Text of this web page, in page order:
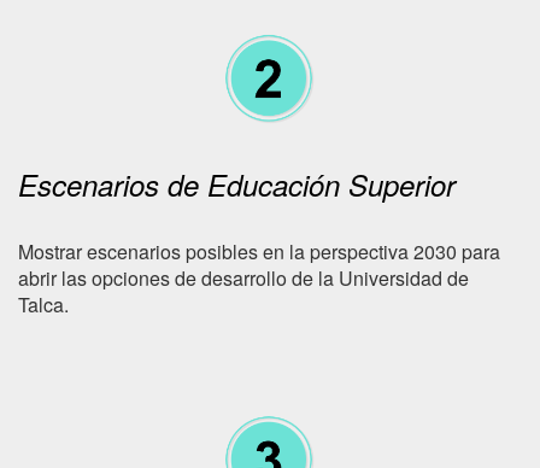
Escenarios de Educación Superior
Mostrar escenarios posibles en la perspectiva 2030 para
abrir las opciones de desarrollo de la Universidad de
Talca.